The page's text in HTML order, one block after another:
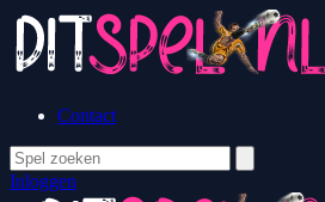
Contact
Inloggen